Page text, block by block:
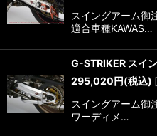
スイングアーム御
適合車種KAWAS…
G-STRIKER ス
295,020 円(税込) [
スイングアーム御
ワーディメ…